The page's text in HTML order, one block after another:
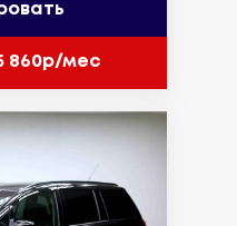
860р/мес